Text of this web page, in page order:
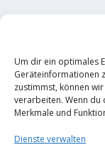
Um dir ein optimales
Geräteinformationen
zustimmst, können
verarbeiten. Wenn du
Merkmale und
Dienste verwalten